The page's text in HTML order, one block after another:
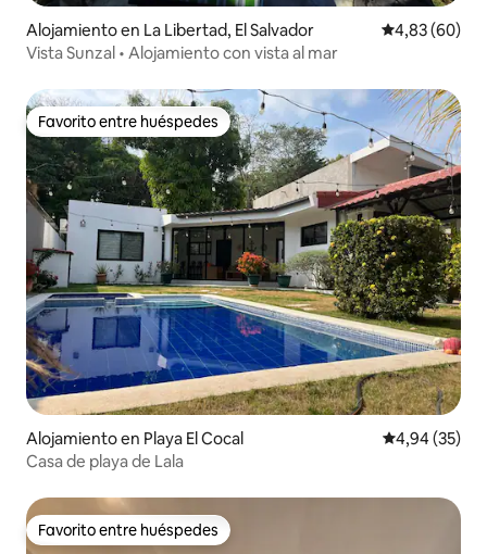
Alojamiento en La Libertad, El Salvador Calificación
4,83 (60)
Vista Sunzal • Alojamiento con vista al mar
Favorito entre huéspedes
Favorito entre huéspedes
Alojamiento en Playa El Cocal Calificación
4,94 (35)
Casa de playa de Lala
Favorito entre huéspedes
Favorito entre huéspedes